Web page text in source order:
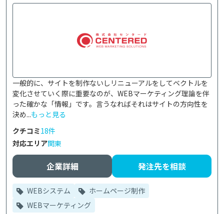
一般的に、サイトを制作ないしリニューアルをしてベクトルを
変化させていく際に重要なのが、WEBマーケティング理論を伴
った確かな「情報」です。言うなればそれはサイトの方向性を
決め...もっと見る
クチコミ18件
対応エリア関東
企業詳細 発注先を相談
WEBシステム
ホームページ制作
WEBマーケティング